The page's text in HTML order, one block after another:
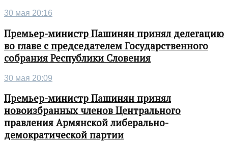
30 мая 20:16
Премьер-министр Пашинян принял делегацию
во главе с председателем Государственного
собрания Республики Словения
30 мая 20:09
Премьер-министр Пашинян принял
новоизбранных членов Центрального
правления Армянской либерально-
демократической партии